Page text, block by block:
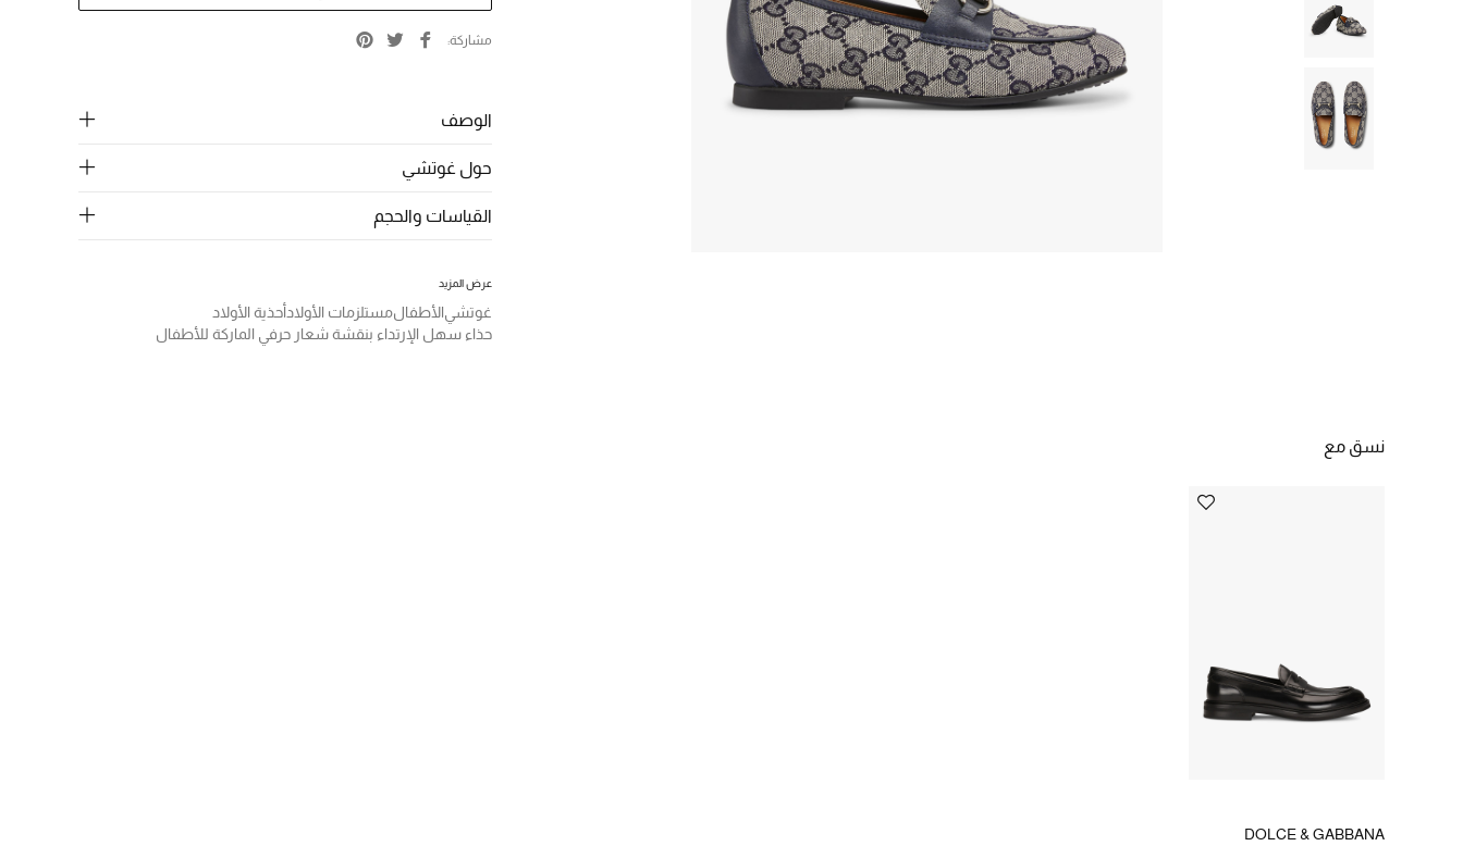
مشاركة
الوصف
حول غوتشي
القياسات والحجم
عرض المزيد
غوتشيالأطفالمستلزمات الأولادأحذية الأولاد
حذاء سهل الإرتداء بنقشة شعار حرفي الماركة للأطفال
نسق مع
DOLCE & GABBANA